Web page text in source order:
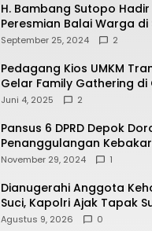
H. Bambang Sutopo
Peresmian Balai Warga di
Wadah Baru untuk
September 25, 2024 2
Pedagang Kios UMKM
Gelar Family Gathering di
Silaturahmi dan
Juni 4, 2025 2
Pansus 6 DPRD Depok
Penanggulangan
Keselamatan Warga
November 29, 2024 1
Dianugerahi Anggota
Suci, Kapolri Ajak Tapak
Muhammadiyah
Agustus 9, 2026 0